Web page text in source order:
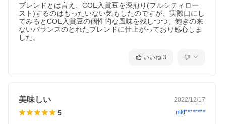
ブレンドとは言え、COE入賞豆を深煎り(フルシティロー
スト)するのはもったいない気もしたのですが、実際口にし
てみるとCOE入賞豆の個性的な風味を残しつつ、飽きの来
ないバランスのとれたブレンドに仕上がっており感心しま
した。
いいね 3
美味しい 2022/12/17
5 mkf********